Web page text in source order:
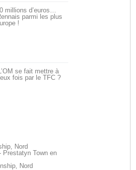
millions d’euros…
parmi les plus
!
se fait mettre à
fois par le TFC ?
Nord
Prestatyn Town en
Nord